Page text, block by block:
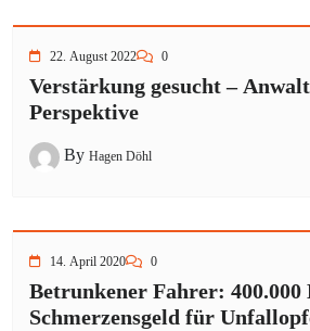
22. August 2022 0
Verstärkung gesucht –
Perspektive
By Hagen Döhl
14. April 2020 0
Betrunkener Fahrer: 400.000
Schmerzensgeld für